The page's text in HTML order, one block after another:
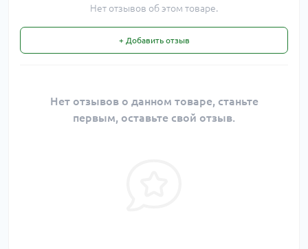
Нет отзывов об этом товаре.
+ Добавить отзыв
Нет отзывов о данном товаре, станьте
первым, оставьте свой отзыв.